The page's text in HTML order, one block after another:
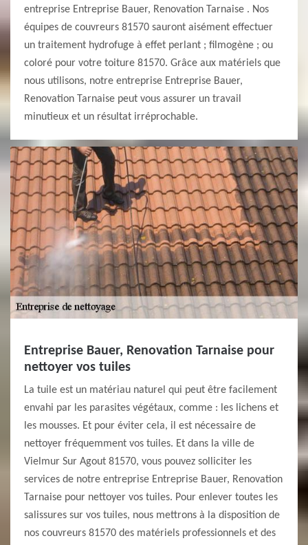
entreprise Entreprise Bauer, Renovation Tarnaise . Nos
équipes de couvreurs 81570 sauront aisément effectuer
un traitement hydrofuge à effet perlant ; filmogène ; ou
coloré pour votre toiture 81570. Grâce aux matériels que
nous utilisons, notre entreprise Entreprise Bauer,
Renovation Tarnaise peut vous assurer un travail
minutieux et un résultat irréprochable.
Entreprise Bauer, Renovation Tarnaise pour
nettoyer vos tuiles
La tuile est un matériau naturel qui peut être facilement
envahi par les parasites végétaux, comme : les lichens et
les mousses. Et pour éviter cela, il est nécessaire de
nettoyer fréquemment vos tuiles. Et dans la ville de
Vielmur Sur Agout 81570, vous pouvez solliciter les
services de notre entreprise Entreprise Bauer, Renovation
Tarnaise pour nettoyer vos tuiles. Pour enlever toutes les
salissures sur vos tuiles, nous mettrons à la disposition de
nos couvreurs 81570 des matériels professionnels et des